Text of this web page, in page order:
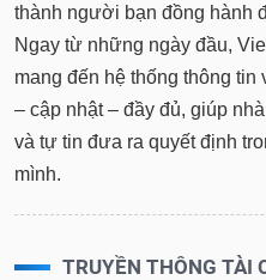
thành người bạn đồng hành
Ngay từ những ngày đầu,
mang đến hệ thống thông
– cập nhật – đầy đủ, giúp
và tự tin đưa ra quyết định
mình.
TRUYỀN THÔNG TÀI